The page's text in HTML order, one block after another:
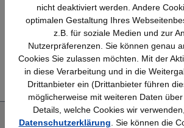
Bundesweit
Erfahrung
Bewährt seit 1958
nicht deaktiviert werden. Andere
optimalen Gestaltung Ihres
z.B. für soziale Medien und zur
Nutzerpräferenzen. Sie können genau
Cookies Sie zulassen möchten. Mit der
in diese Verarbeitung und in die
Drittanbieter ein (Drittanbieter führen
möglicherweise mit weiteren Daten über
Details, welche Cookies wir
Datenschutzerklärung . Sie können die